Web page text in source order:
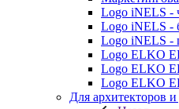
Logo iNELS -
Logo iNELS -
Logo iNELS -
Logo ELKO
Logo ELKO
Logo ELKO
Для архитекторов